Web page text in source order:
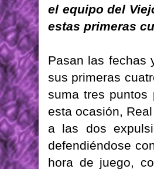
el equipo del
estas primeras
Pasan las fechas
sus primeras
suma tres puntos
esta ocasión,
a las dos
defendiéndose
hora de juego,